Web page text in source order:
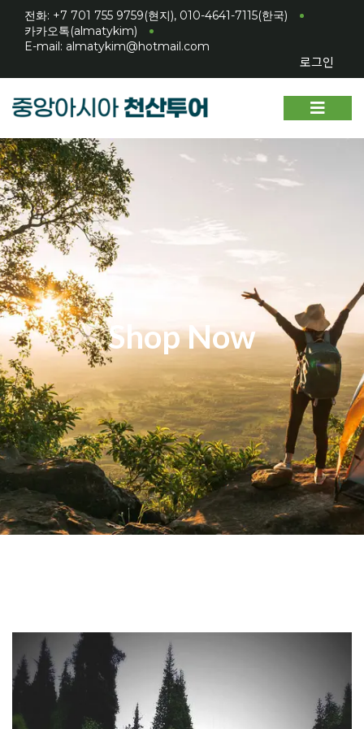
전화: +7 701 755 9759(현지), 010-4641-7115(한국)
카카오톡(almatykim)
E-mail: almatykim@hotmail.com
로그인
Shop Now